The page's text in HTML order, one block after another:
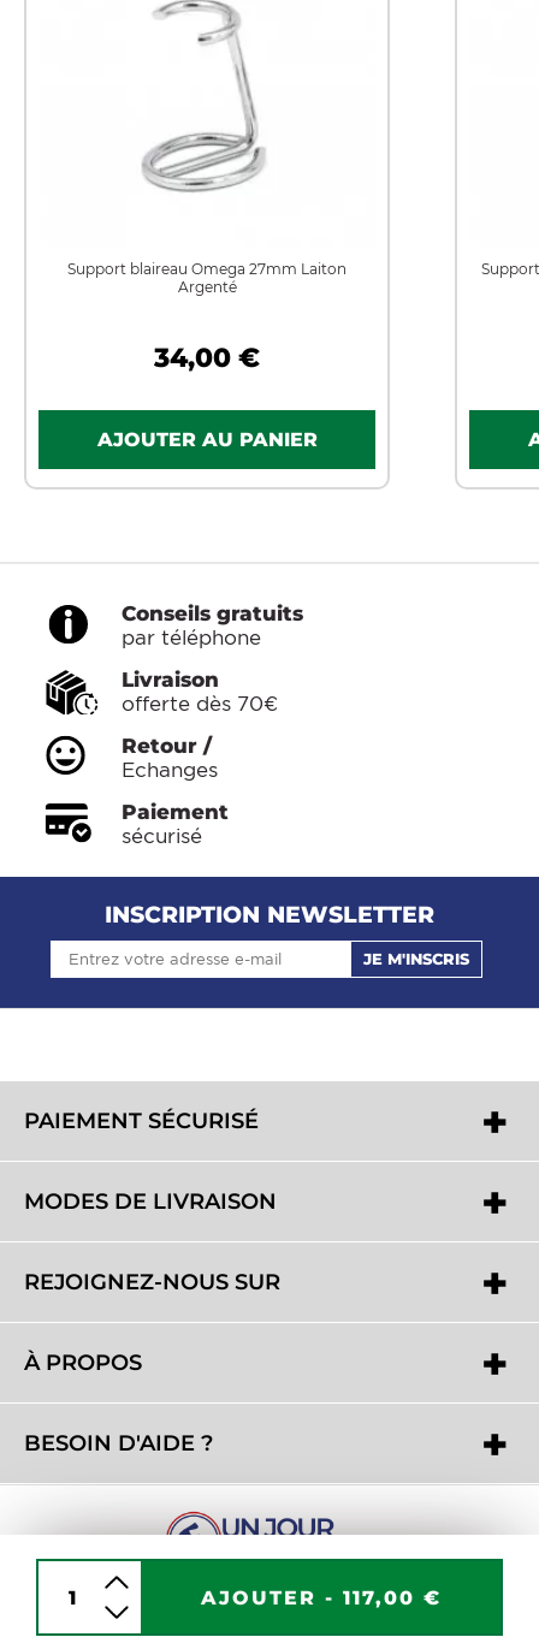
AJOUTER - 117,00 €
Support blaireau Omega 27mm Laiton
Argenté
34,00 €
Conseils gratuits
par téléphone
Livraison
offerte dès 70€
Retour /
Echanges
Paiement
sécurisé
INSCRIPTION NEWSLETTER
JE M'INSCRIS
PAIEMENT SÉCURISÉ
MODES DE LIVRAISON
REJOIGNEZ-NOUS SUR
À PROPOS
BESOIN D'AIDE ?
Copyright 2016 - 2026 © www.unjourunhomme.com